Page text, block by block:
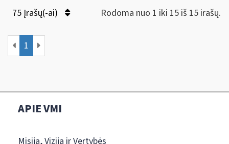
75 Įrašų(-ai) Rodoma nuo 1 iki 15 iš 15 irašų.
1
APIE VMI
Misija, Vizija ir Vertybės